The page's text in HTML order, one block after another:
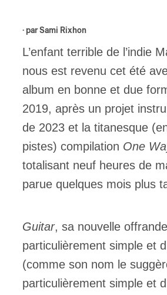
· parSami Rixhon
L’enfant terrible de l’indie
nous est revenu cet été
album en bonne et due
2019, après un projet
de 2023 et la titanesque
pistes) compilation One
totalisant neuf heures de
parue quelques mois plus
Guitar, sa nouvelle
particulièrement simple et
(comme son nom le
particulièrement simple et